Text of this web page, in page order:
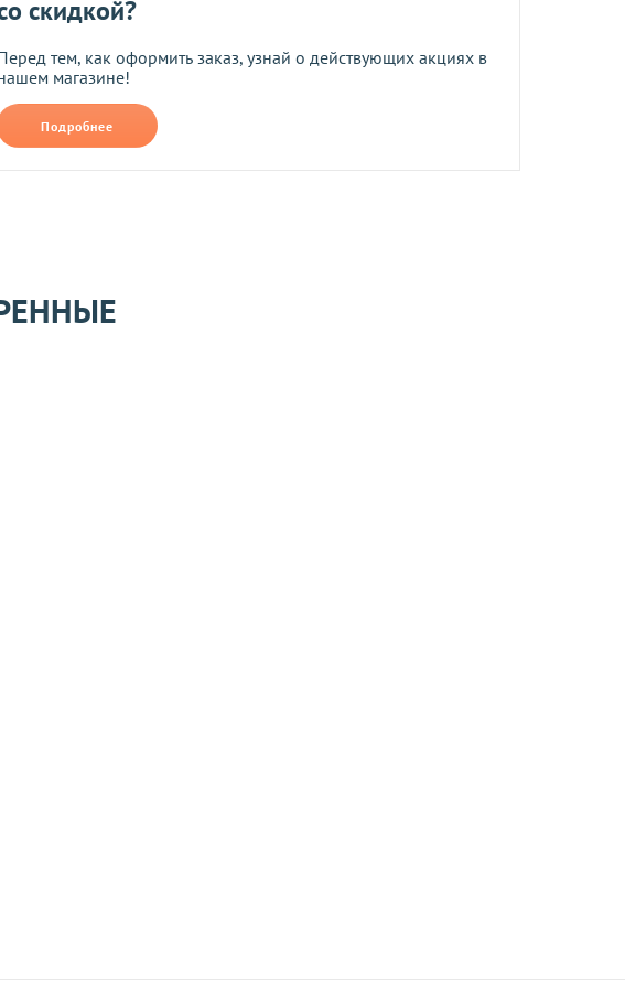
оплаты,которая позволяет Вам оплачивать покупки в один клик
скидкой?
тем, как оформить заказ, узнай о действующих акциях в
магазине!
Подробнее